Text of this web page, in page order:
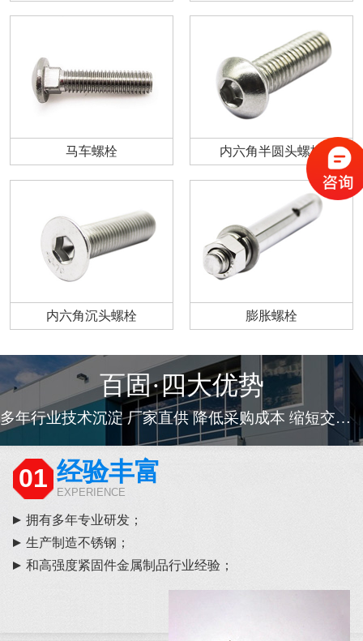
马车螺栓 内六角半圆头螺栓
内六角沉头螺栓 膨胀螺栓
百固·四大优势
多年行业技术沉淀 厂家直供 降低采购成本 缩短交货周期
01 经验丰富
EXPERIENCE
拥有多年专业研发；
生产制造不锈钢；
和高强度紧固件金属制品行业经验；